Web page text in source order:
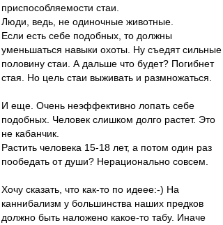
приспособляемости стаи.
Люди, ведь, не одиночные животные.
Если есть себе подобных, то должны
уменьшаться навыки охоты. Ну съедят сильные
половину стаи. А дальше что будет? Погибнет
стая. Но цель стаи выживать и размножаться.
И еще. Очень неэффективно лопать себе
подобных. Человек слишком долго растет. Это
не кабанчик.
Растить человека 15-18 лет, а потом один раз
пообедать от души? Нерационально совсем.
Хочу сказать, что как-то по идеее:-) На
каннибализм у большинства наших предков
должно быть наложено какое-то табу. Иначе